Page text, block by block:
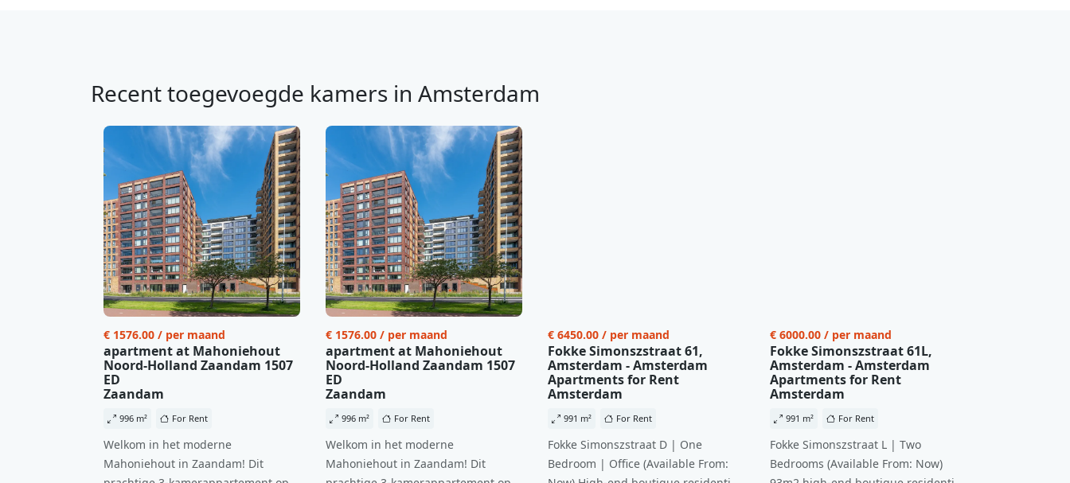
Recent toegevoegde kamers in Amsterdam
€ 1576.00 / per maand
apartment at Mahoniehout
Noord-Holland Zaandam 1507
ED
Zaandam
996 m² For Rent
Welkom in het moderne
Mahoniehout in Zaandam! Dit
€ 1576.00 / per maand
apartment at Mahoniehout
Noord-Holland Zaandam 1507
ED
Zaandam
996 m² For Rent
Welkom in het moderne
Mahoniehout in Zaandam! Dit
€ 6450.00 / per maand
Fokke Simonszstraat 61,
Amsterdam - Amsterdam
Apartments for Rent
Amsterdam
991 m² For Rent
Fokke Simonszstraat D | One
Bedroom | Office (Available From:
€ 6000.00 / per maand
Fokke Simonszstraat 61L,
Amsterdam - Amsterdam
Apartments for Rent
Amsterdam
991 m² For Rent
Fokke Simonszstraat L | Two
Bedrooms (Available From: Now)